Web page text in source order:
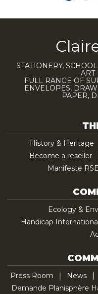
STATIONERY,
ART
FULL RANGE OF
ENVELOPES,
PAPER,
History & Heritage
Become a reseller
Manifeste
Ecology &
Handicap
Press Room News
Demande Planisphère